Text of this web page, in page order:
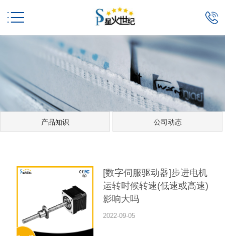
 
产品知识 公司动态
[数字伺服驱动器]步进电机
运转时候转速(低速或高速)
影响大吗
2022-09-05